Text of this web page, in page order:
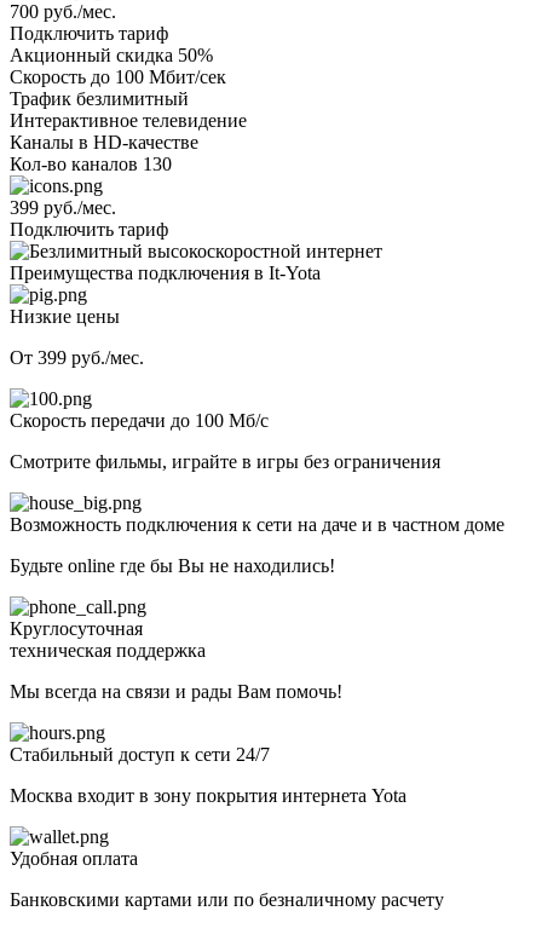
700 руб./мес.
Подключить тариф
Акционный скидка 50%
Скорость до 100 Мбит/сек
Трафик безлимитный
Интерактивное телевидение
Каналы в HD-качестве
Кол-во каналов 130
399 руб./мес.
Подключить тариф
Преимущества подключения в It-Yota
Низкие цены
От 399 руб./мес.
Скорость передачи до 100 Мб/с
Смотрите фильмы, играйте в игры без ограничения
Возможность подключения к сети на даче и в частном доме
Будьте online где бы Вы не находились!
Круглосуточная
техническая поддержка
Мы всегда на связи и рады Вам помочь!
Стабильный доступ к сети 24/7
Москва входит в зону покрытия интернета Yota
Удобная оплата
Банковскими картами или по безналичному расчету